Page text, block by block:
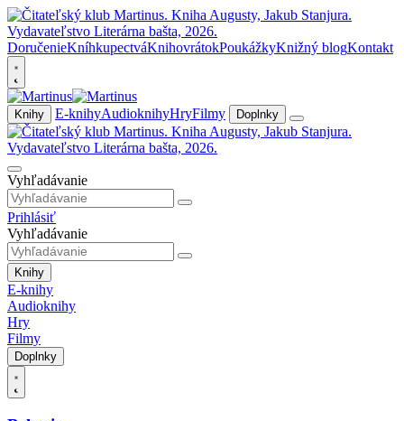
DoručenieKníhkupectváKnihovrátokPoukážkyKnižný blogKontakt
Knihy E-knihyAudioknihyHryFilmy Doplnky
Vyhľadávanie
Prihlásiť
Vyhľadávanie
Knihy
E-knihy
Audioknihy
Hry
Filmy
Doplnky